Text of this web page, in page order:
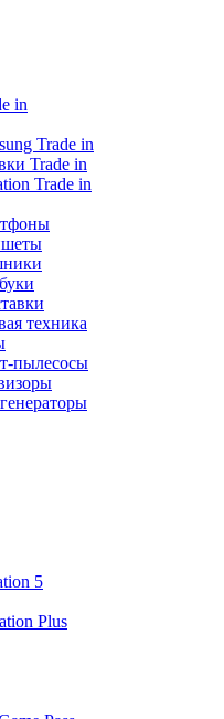
in
Trade in
Trade in
Trade in
техника
пылесосы
5
Plus